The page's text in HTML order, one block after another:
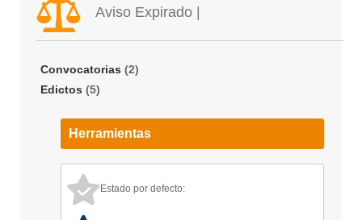
Aviso Expirado |
Convocatorias (2)
Edictos (5)
Herramientas
Estado por defecto: